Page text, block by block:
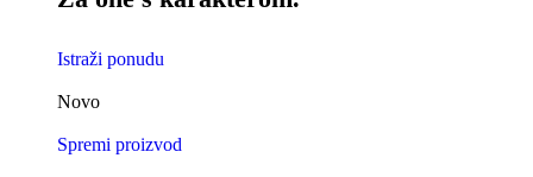
Istraži ponudu
Novo
Spremi proizvod